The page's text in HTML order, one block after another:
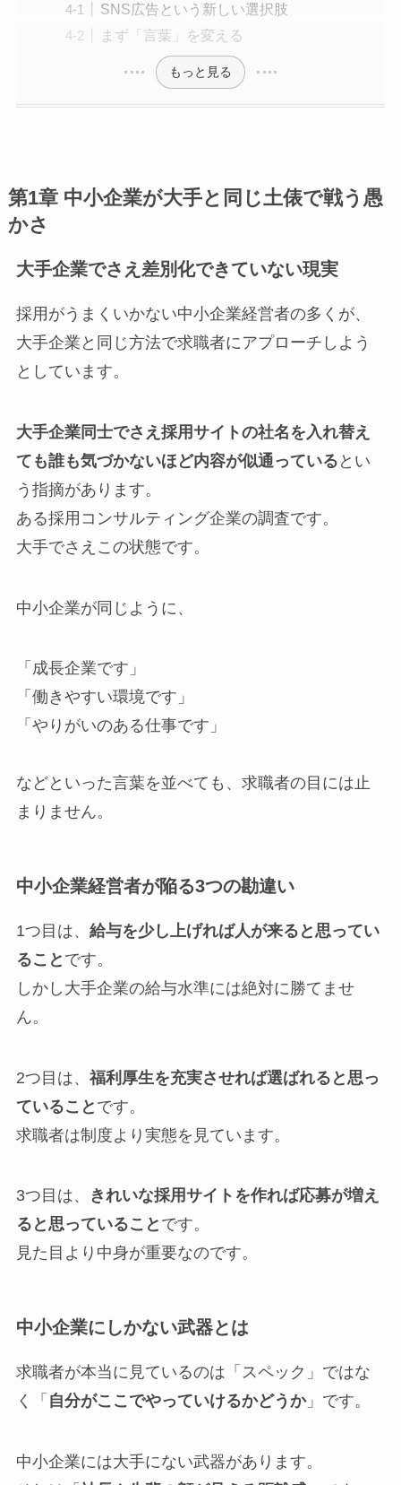
SNS広告という新しい選択肢
まず「言葉」を変える
もっと見る
第1章 中小企業が大手と同じ土俵で戦う愚
かさ
大手企業でさえ差別化できていない現実
採用がうまくいかない中小企業経営者の多くが、
大手企業と同じ方法で求職者にアプローチしよう
としています。
大手企業同士でさえ採用サイトの社名を入れ替え
ても誰も気づかないほど内容が似通っている とい
う指摘があります。
ある採用コンサルティング企業の調査です。
大手でさえこの状態です。
中小企業が同じように、
「成長企業です」
「働きやすい環境です」
「やりがいのある仕事です」
などといった言葉を並べても、求職者の目には止
まりません。
中小企業経営者が陥る3つの勘違い
1つ目は、 給与を少し上げれば人が来ると思ってい
ること です。
しかし大手企業の給与水準には絶対に勝てませ
ん。
2つ目は、 福利厚生を充実させれば選ばれると思っ
ていること です。
求職者は制度より実態を見ています。
3つ目は、
きれいな採用サイトを作れば応募が増え
ると思っていること です。
見た目より中身が重要なのです。
中小企業にしかない武器とは
求職者が本当に見ているのは「スペック」ではな
く「 自分がここでやっていけるかどうか」です。
中小企業には大手にない武器があります。